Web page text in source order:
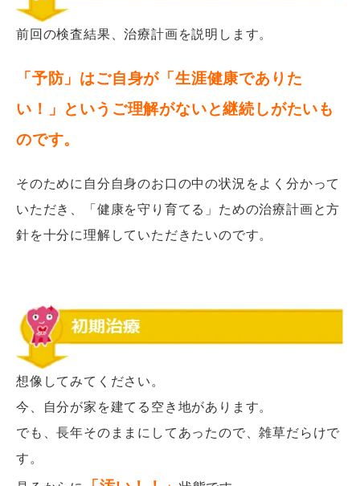
前回の検査結果、治療計画を説明します。
「予防」はご自身が「生涯健康でありた
い！」というご理解がないと継続しがたいも
のです。
そのために自分自身のお口の中の状況をよく分かって
いただき、「健康を守り育てる」ための治療計画と方
針を十分に理解していただきたいのです。
想像してみてください。
今、自分が家を建てる空き地があります。
でも、長年そのままにしてあったので、雑草だらけで
す。